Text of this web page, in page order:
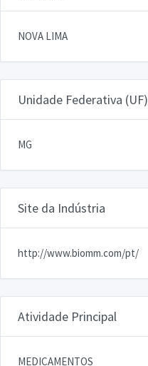
NOVA LIMA
Unidade Federativa (UF)
MG
Site da Indústria
http://www.biomm.com/pt/
Atividade Principal
MEDICAMENTOS